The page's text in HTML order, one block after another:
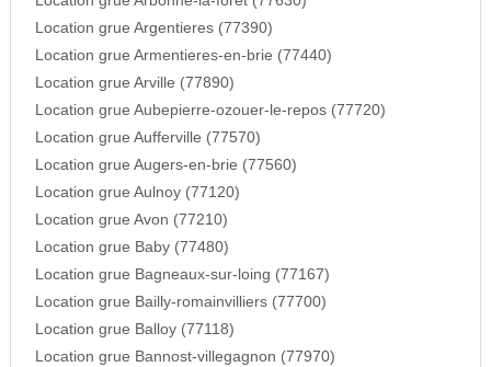
Location grue Argentieres (77390)
Location grue Armentieres-en-brie (77440)
Location grue Arville (77890)
Location grue Aubepierre-ozouer-le-repos (77720)
Location grue Aufferville (77570)
Location grue Augers-en-brie (77560)
Location grue Aulnoy (77120)
Location grue Avon (77210)
Location grue Baby (77480)
Location grue Bagneaux-sur-loing (77167)
Location grue Bailly-romainvilliers (77700)
Location grue Balloy (77118)
Location grue Bannost-villegagnon (77970)